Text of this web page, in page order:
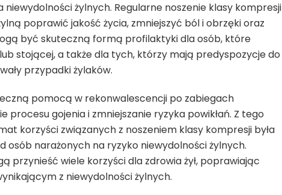
żylnych. Regularne noszenie klasy kompresji
poprawić jakość życia, zmniejszyć ból i obrzęki oraz
być skuteczną formą profilaktyki dla osób, które
stojącej, a także dla tych, którzy mają predyspozycje do
przypadki żylaków.
pomocą w rekonwalescencji po zabiegach
procesu gojenia i zmniejszanie ryzyka powikłań. Z tego
korzyści związanych z noszeniem klasy kompresji była
osób narażonych na ryzyko niewydolności żylnych.
przynieść wiele korzyści dla zdrowia żył, poprawiając
z niewydolności żylnych.